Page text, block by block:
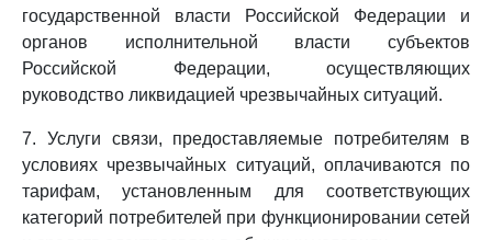
государственной власти Российской Федерации и
органов исполнительной власти субъектов
Российской Федерации, осуществляющих
руководство ликвидацией чрезвычайных ситуаций.
7. Услуги связи, предоставляемые потребителям в
условиях чрезвычайных ситуаций, оплачиваются по
тарифам, установленным для соответствующих
категорий потребителей при функционировании сетей